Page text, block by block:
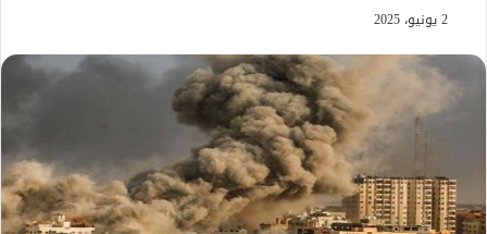
2 يونيو، 2025